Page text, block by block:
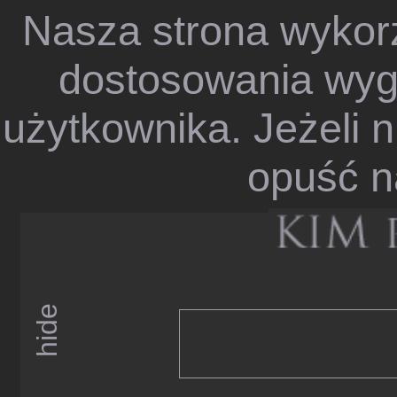
Nasza strona
dostosowania
użytkownika. Jeżeli
opuść
hide